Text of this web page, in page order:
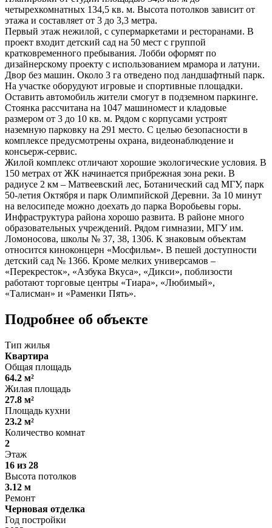
четырехкомнатных 134,5 кв. м. Высота потолков зависит от
этажа и составляет от 3 до 3,3 метра.
Первый этаж нежилой, с супермаркетами и ресторанами. В
проект входит детский сад на 50 мест с группой
кратковременного пребывания. Лобби оформят по
дизайнерскому проекту с использованием мрамора и латуни.
Двор без машин. Около 3 га отведено под ландшафтный парк.
На участке оборудуют игровые и спортивные площадки.
Оставить автомобиль жители смогут в подземном паркинге.
Стоянка рассчитана на 1047 машиномест и кладовые
размером от 3 до 10 кв. м. Рядом с корпусами устроят
наземную парковку на 291 место. С целью безопасности в
комплексе предусмотрены охрана, видеонаблюдение и
консьерж-сервис.
Жилой комплекс отличают хорошие экологические условия. В
150 метрах от ЖК начинается прибрежная зона реки. В
радиусе 2 км – Матвеевский лес, Ботанический сад МГУ, парк
50-летия Октября и парк Олимпийской Деревни. За 10 минут
на велосипеде можно доехать до парка Воробьевы горы.
Инфраструктура района хорошо развита. В районе много
образовательных учреждений. Рядом гимназии, МГУ им.
Ломоносова, школы № 37, 38, 1306. К знаковым объектам
относится киноконцерн «Мосфильм». В пешей доступности
детский сад № 1366. Кроме мелких универсамов –
«Перекресток», «Азбука Вкуса», «Дикси», поблизости
работают торговые центры «Тиара», «Любимый»,
«Талисман» и «Раменки Пять».
Подробнее об объекте
Тип жилья
Квартира
Общая площадь
64.2 м²
Жилая площадь
27.8 м²
Площадь кухни
23.2 м²
Количество комнат
2
Этаж
16 из 28
Высота потолков
3.12 м
Ремонт
Черновая отделка
Год постройки